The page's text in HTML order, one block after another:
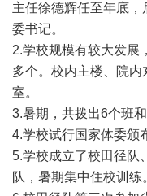
主任徐德辉任至年底，
委书记。
2.学校规模有较大发展
多个。校内主楼、院
室。
3.暑期，共拨出6个班
4.学校试行国家体委颁
5.学校成立了校田径队
队，暑期集中住校训练